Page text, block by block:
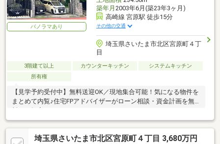
パノラマあり
築年月 2003年6月(築23年3ヶ月)
高崎線 宮原駅 徒歩15分
その他の交通
埼玉県さいたま市北区宮原町４丁
目
3階建て以上 カウンターキッチン
システムキッチン
所有権
【見学予約受付中】無料送迎OK／現地集合可能！気になる物件を
まとめて内覧♪住宅FPアドバイザーがローン相談・資金計画を無
埼玉県さいたま市北区宮原町４丁目 3,680万円